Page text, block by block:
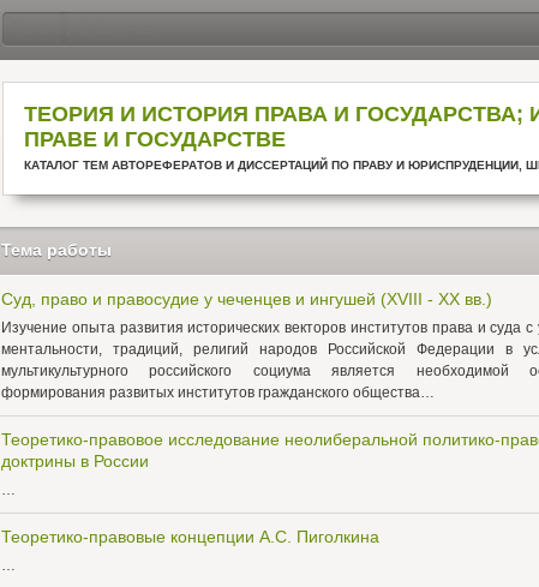
ТЕОРИЯ И ИСТОРИЯ ПРАВА И ГОСУДАРСТВА;
ПРАВЕ И ГОСУДАРСТВЕ
КАТАЛОГ ТЕМ АВТОРЕФЕРАТОВ И ДИССЕРТАЦИЙ ПО ПРАВУ И ЮРИСПРУДЕНЦИИ,
Тема работы
Суд, право и правосудие у чеченцев и ингушей (XVIII - XX вв.)
Изучение опыта развития исторических векторов институтов права и суда с
ментальности, традиций, религий народов Российской Федерации в
мультикультурного российского социума является необходимой
формирования развитых институтов гражданского общества…
Теоретико-правовое исследование неолиберальной политико-
доктрины в России
…
Теоретико-правовые концепции А.С. Пиголкина
…